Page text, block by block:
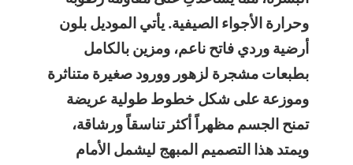
وحرارة الأجواء الصيفية. يأتي الموديل بلون
أرضية وردي فاتح ناعم، ومزين بالكامل
بطبعات مشجرة لزهور وورود صغيرة متناثرة
وموزعة على شكل خطوط طولية عريضة
تمنح الجسم مظهراً أكثر تناسقاً ورشاقة،
ويمتد هذا التصميم المبهج ليشمل الأمام